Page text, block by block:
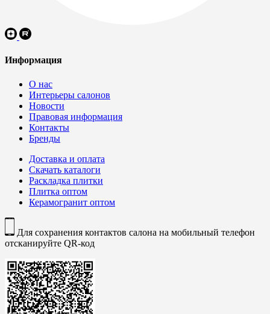
Информация
О нас
Интерьеры салонов
Новости
Правовая информация
Контакты
Бренды
Доставка и оплата
Скачать каталоги
Раскладка плитки
Плитка оптом
Керамогранит оптом
Для сохранения контактов салона на мобильный телефон
отсканируйте QR-код